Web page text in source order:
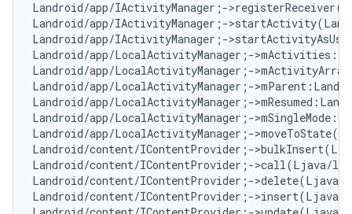
Landroid/app/IActivityManager;-
Landroid/app/IActivityManager;-
Landroid/app/IActivityManager;-
Landroid/app/LocalActivityManager;-
Landroid/app/LocalActivityManager;-
Landroid/app/LocalActivityManager;-
Landroid/app/LocalActivityManager;-
Landroid/app/LocalActivityManager;-
Landroid/app/LocalActivityManager;-
Landroid/content/IContentProvider;-
Landroid/content/IContentProvider;->call(Ljava/
Landroid/content/IContentProvider;-
Landroid/content/IContentProvider;-